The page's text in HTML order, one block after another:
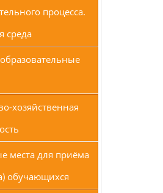
процесса.
среда
хозяйственная
места для приёма
обучающихся